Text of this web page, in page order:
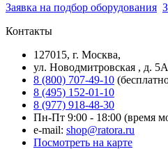
Заявка на подбор оборудования
Контакты
127015, г. Москва,
ул. Новодмитровская , д.
8 (800) 707-49-10
8 (495) 152-01-10
8 (977) 918-48-30
Пн-Пт 9:00 - 18:00 (время
e-mail: shop@ratora.ru
Посмотреть на карте